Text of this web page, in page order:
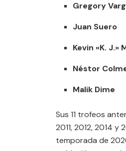
Gregory
Juan Suero
Kevin «K. J.»
Néstor
Malik Dime
Sus 11 trofeos
2011, 2012, 2014
temporada de